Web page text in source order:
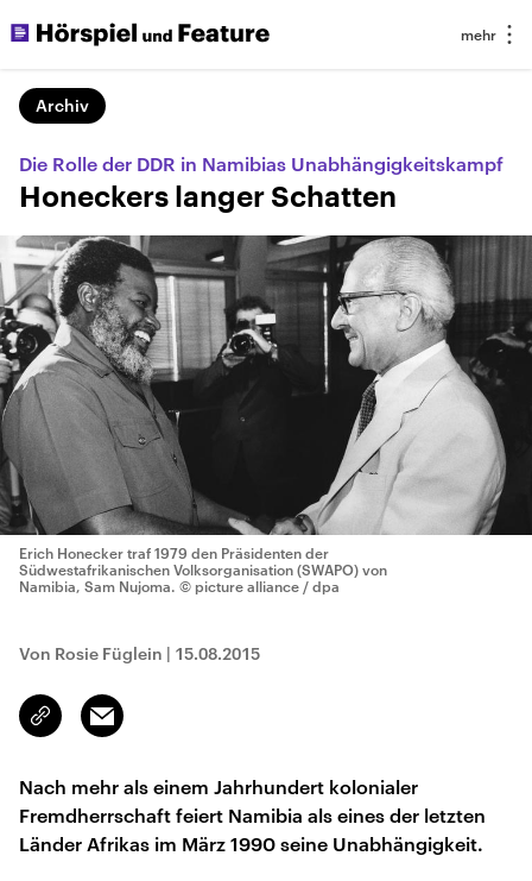
Archiv
Die Rolle der DDR in Namibias Unabhängigkeitskampf
Honeckers langer Schatten
Erich Honecker traf 1979 den Präsidenten der
Südwestafrikanischen Volksorganisation (SWAPO) von
Namibia, Sam Nujoma. © picture alliance / dpa
Von Rosie Füglein | 15.08.2015
Link
kopieren/teilen
Email
Nach mehr als einem Jahrhundert kolonialer
Fremdherrschaft feiert Namibia als eines der letzten
Länder Afrikas im März 1990 seine Unabhängigkeit.